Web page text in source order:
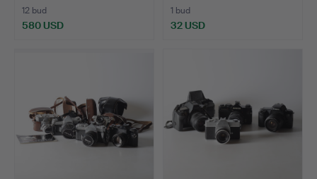
12 bud
580 USD
1 bud
32 USD